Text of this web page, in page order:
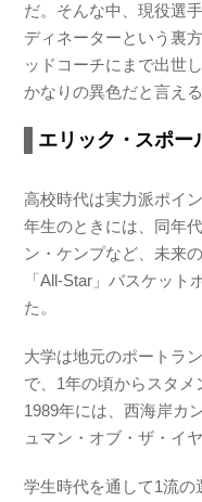
だ。そんな中、現役選
ディネーターという裏
ッドコーチにまで出世
かなりの異色だと言える
エリック・スポー
高校時代は実力派ポイ
年生のときには、同年
ン・ケンプなど、未来
「All-Star」バスケッ
た。
大学は地元のポートラ
で、1年の頃からスタメ
1989年には、西海岸カ
ュマン・オブ・ザ・イ
学生時代を通して1流の